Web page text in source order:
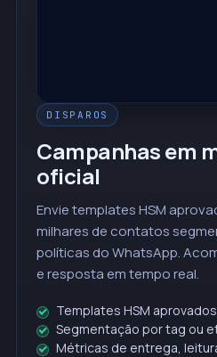
DISPAROS
Campanhas em
oficial
Envie templates HSM
milhares de contatos
políticas do WhatsApp.
e resposta em tempo real.
Templates HSM
Segmentação por tag ou
Métricas de entrega,